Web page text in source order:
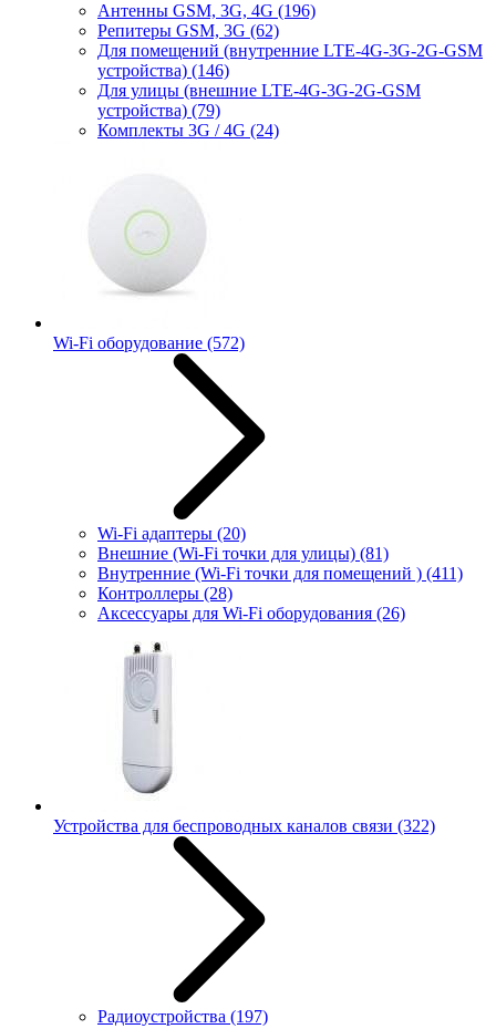
Антенны GSM, 3G, 4G (196)
Репитеры GSM, 3G (62)
Для помещений (внутренние LTE-4G-3G-2G-GSM
устройства) (146)
Для улицы (внешние LTE-4G-3G-2G-GSM
устройства) (79)
Комплекты 3G / 4G (24)
Wi-Fi оборудование (572)
Wi-Fi адаптеры (20)
Внешние (Wi-Fi точки для улицы) (81)
Внутренние (Wi-Fi точки для помещений ) (411)
Контроллеры (28)
Аксессуары для Wi-Fi оборудования (26)
Устройства для беспроводных каналов связи (322)
Радиоустройства (197)